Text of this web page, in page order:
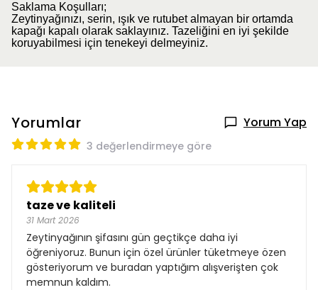
Saklama Koşulları;
Zeytinyağınızı, serin, ışık ve rutubet almayan bir ortamda
kapağı kapalı olarak saklayınız. Tazeliğini en iyi şekilde
koruyabilmesi için tenekeyi delmeyiniz.
Yorumlar Yorum Yap
3 değerlendirmeye göre
taze ve kaliteli
31 Mart 2026
Zeytinyağının şifasını gün geçtikçe daha iyi
öğreniyoruz. Bunun için özel ürünler tüketmeye özen
gösteriyorum ve buradan yaptığım alışverişten çok
memnun kaldım.